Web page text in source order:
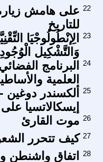
على هامش
للتاريخ
22
الِإنْطُولُوجْيَا
وَالتَّشْكِيل
23
البرنامج
العلمية
24
إيسكالاتسيا
25
موت القارئ 26
كيف تتحرر 27
اتفاق واشنطن
28